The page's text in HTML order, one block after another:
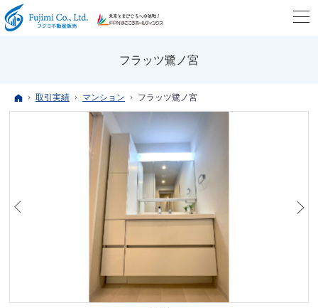
フラッツ鷺ノ宮
ホーム
取引実績 マンション フラッツ鷺ノ宮